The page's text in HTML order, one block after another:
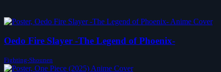
Oedo Fire Slayer -The Legend of Phoenix-
Fighting-Shounen